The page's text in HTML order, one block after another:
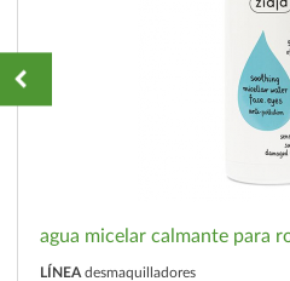
agua micelar calmante para
LÍNEA desmaquilladores